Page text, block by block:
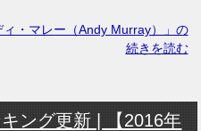
ィ・マレー（Andy Murray）」の
続きを読む
ング更新 | 【2016年